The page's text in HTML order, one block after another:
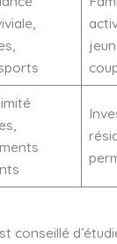
conseillé